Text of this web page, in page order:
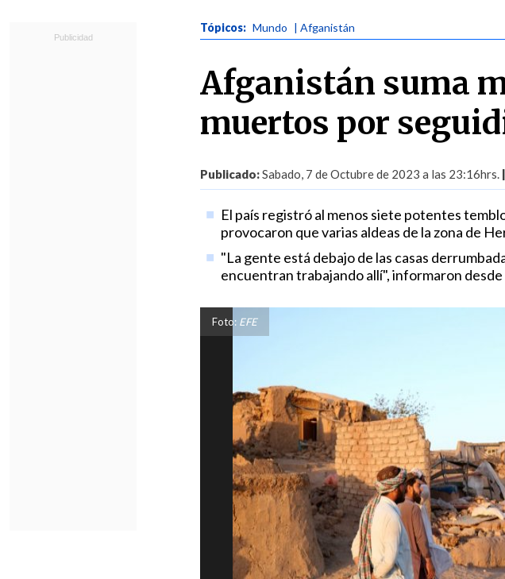
Tópicos: Mundo | Afganistán
Afganistán suma
muertos por
Publicado:Sabado, 7 de Octubre de 2023 a las 23:16hrs.
El país registró al menos siete potentes
provocaron que varias aldeas de la zona de
"La gente está debajo de las casas
encuentran trabajando allí", informaron
Foto: EFE